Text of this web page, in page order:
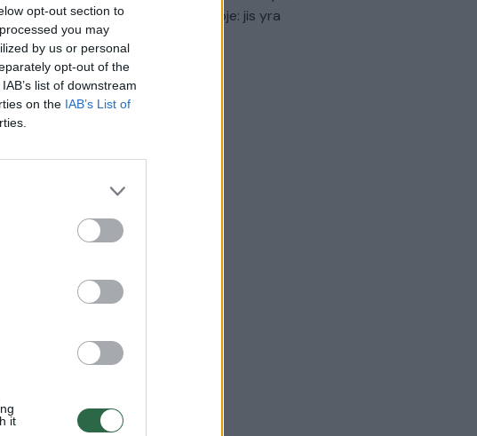
opt-out section to
you may
by us or personal
opt-out of the
list of downstream
on the IAB’s List of
it
įsitvirtinti Ukrainos politikoje: jis yra
neteisus
Laidos | Nauja diena